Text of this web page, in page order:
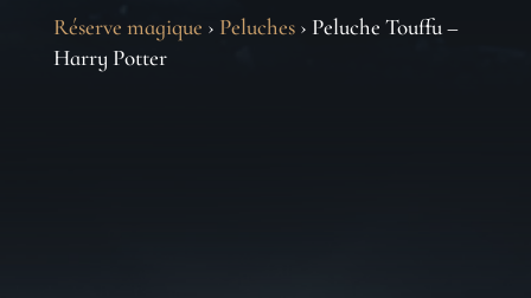
Réserve magique › Peluches› Peluche Touffu –
Harry Potter